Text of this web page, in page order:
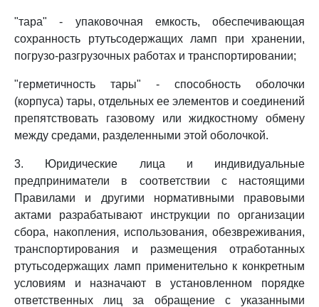
"тара" - упаковочная емкость, обеспечивающая
сохранность ртутьсодержащих ламп при хранении,
погрузо-разгрузочных работах и транспортировании;
"герметичность тары" - способность оболочки
(корпуса) тары, отдельных ее элементов и соединений
препятствовать газовому или жидкостному обмену
между средами, разделенными этой оболочкой.
3. Юридические лица и индивидуальные
предприниматели в соответствии с настоящими
Правилами и другими нормативными правовыми
актами разрабатывают инструкции по организации
сбора, накопления, использования, обезвреживания,
транспортирования и размещения отработанных
ртутьсодержащих ламп применительно к конкретным
условиям и назначают в установленном порядке
ответственных лиц за обращение с указанными